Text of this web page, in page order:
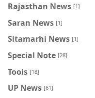
Rajasthan News [1]
Saran News [1]
Sitamarhi News [1]
Special Note [28]
Tools [18]
UP News [61]